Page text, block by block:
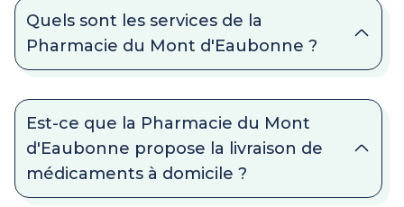
Quels sont les services de la
Pharmacie du Mont d'Eaubonne ?
Est-ce que la Pharmacie du Mont
d'Eaubonne propose la livraison de
médicaments à domicile ?